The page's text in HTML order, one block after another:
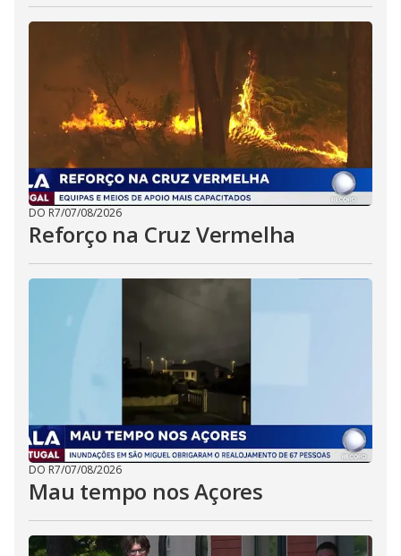
DO R7/07/08/2026
Reforço na Cruz Vermelha
DO R7/07/08/2026
Mau tempo nos Açores